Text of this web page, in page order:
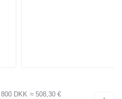
800 DKK ≈ 508,30 €